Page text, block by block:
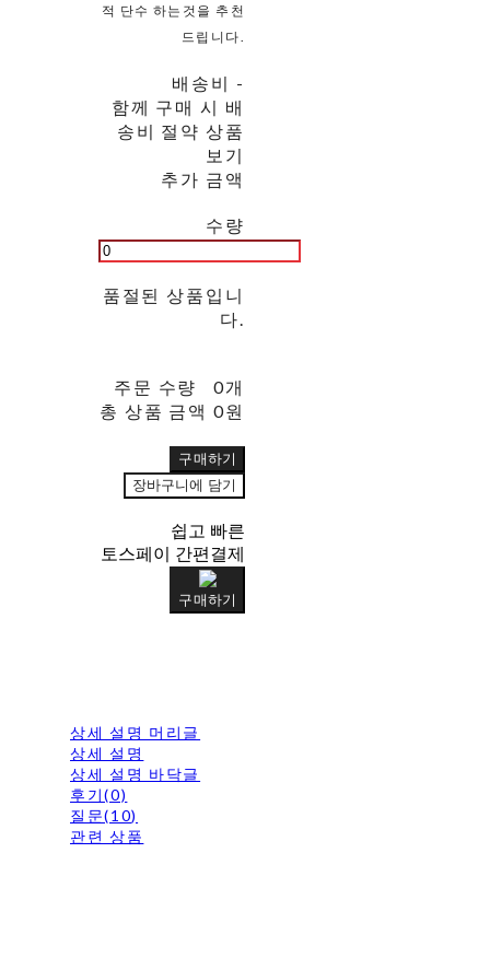
적 단수 하는것을 추천
드립니다.
배송비 -
함께 구매 시 배
송비 절약 상품
보기
추가 금액
수량
품절된 상품입니
다.
주문 수량
0개
총 상품 금액 0원
구매하기
장바구니에 담기
쉽고 빠른
토스페이 간편결제
구매하기
상세 설명 머리글
상세 설명
상세 설명 바닥글
후기(0)
질문(10)
관련 상품